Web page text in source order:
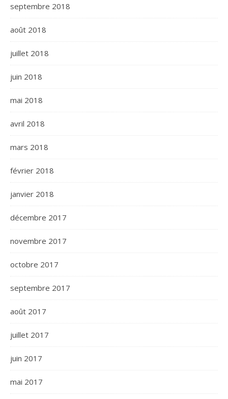
septembre 2018
août 2018
juillet 2018
juin 2018
mai 2018
avril 2018
mars 2018
février 2018
janvier 2018
décembre 2017
novembre 2017
octobre 2017
septembre 2017
août 2017
juillet 2017
juin 2017
mai 2017